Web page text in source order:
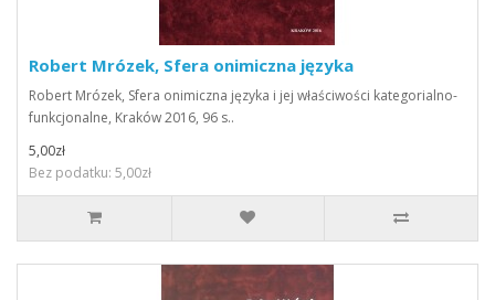
Robert Mrózek, Sfera onimiczna języka
Robert Mrózek, Sfera onimiczna języka i jej właściwości kategorialno-
funkcjonalne, Kraków 2016, 96 s..
5,00zł
Bez podatku: 5,00zł